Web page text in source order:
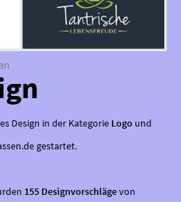
Design in der Kategorie Logo und
gestartet.
155 Designvorschlägevon